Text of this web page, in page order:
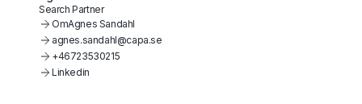
Search Partner
OmAgnes Sandahl
agnes.sandahl@capa.se
+46723530215
Linkedin